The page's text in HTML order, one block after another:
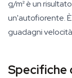
g/m² è un
un'autofiorente.
guadagni
Specifiche